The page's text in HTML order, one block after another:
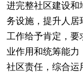
进完整社区建设和
务设施，提升人居
工作给予肯定，要
业作用和统筹能力
社区责任，综合运